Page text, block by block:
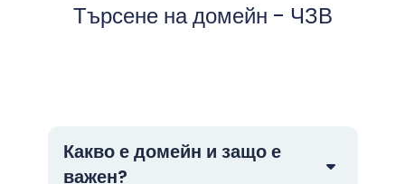
Търсене на домейн - ЧЗВ
Какво е домейн и защо е
важен?